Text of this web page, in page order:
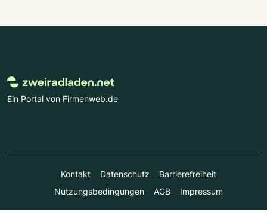
Ein Portal von Firmenweb.de
Kontakt Datenschutz
Barrierefreiheit
Nutzungsbedingungen
AGB Impressum